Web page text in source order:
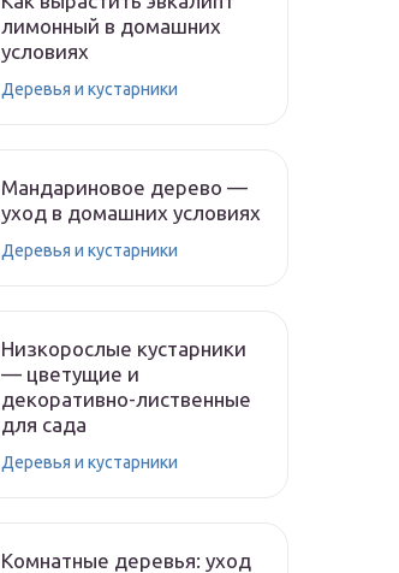
лимонный в домашних
условиях
Деревья и кустарники
Мандариновое дерево —
уход в домашних условиях
Деревья и кустарники
Низкорослые кустарники
— цветущие и
декоративно-лиственные
для сада
Деревья и кустарники
Комнатные деревья: уход